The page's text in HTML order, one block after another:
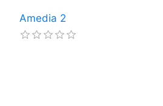
Amedia 2